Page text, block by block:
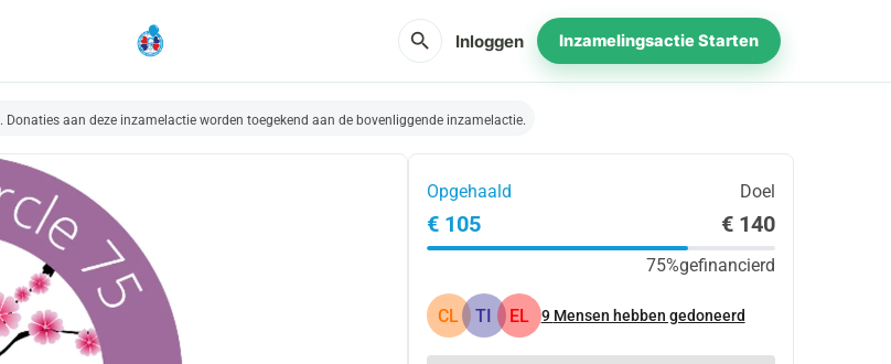
search Inloggen Inzamelingsactie Starten
Donaties aan deze inzamelactie worden toegekend aan de bovenliggende inzamelactie.
Opgehaald Doel
€ 105 € 140
75%gefinancierd
CL TI EL 9 Mensen hebben gedoneerd